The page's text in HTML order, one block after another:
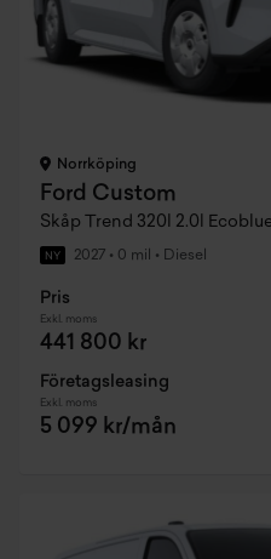
Norrköping
Ford Custom
NY 2027 • 0 mil • Diesel
Pris
Exkl. moms
441 800 kr
Företagsleasing
Exkl. moms
5 099 kr/mån